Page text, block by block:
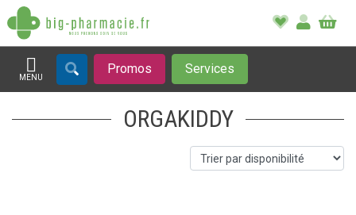
MENU
Afficher la navigation
Promos Services
ORGAKIDDY